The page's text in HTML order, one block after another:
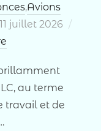
,Avions
Publié
11 juillet 2026
au terme
travail et de